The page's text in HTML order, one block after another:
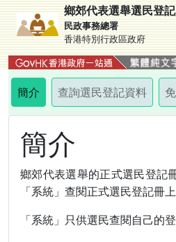
鄉郊代表選舉選民登
民政事務總署
香港特別行政區政府
簡介 查詢選民登記資料
簡介
鄉郊代表選舉的正式選民登記
「系統」查閱正式選民登記冊
「系統」只供選民查閱自己的